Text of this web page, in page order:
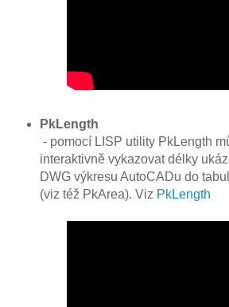
PkLength
- pomocí LISP utility PkLength
interaktivně vykazovat délky
DWG výkresu AutoCADu do
(viz též PkArea). Viz PkLength